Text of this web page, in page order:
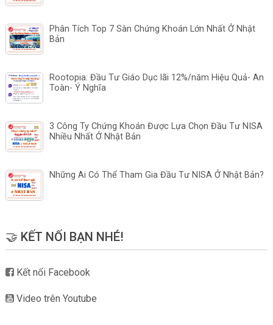
Phân Tích Top 7 Sàn Chứng Khoán Lớn Nhất Ở Nhật
Bản
Rootopia: Đầu Tư Giáo Dục lãi 12%/năm Hiệu Quả- An
Toàn- Ý Nghĩa
3 Công Ty Chứng Khoán Được Lựa Chọn Đầu Tư NISA
Nhiều Nhất Ở Nhật Bản
Những Ai Có Thể Tham Gia Đầu Tư NISA Ở Nhật Bản?
🤝 KẾT NỐI BẠN NHÉ!
Kết nối Facebook
Video trên Youtube